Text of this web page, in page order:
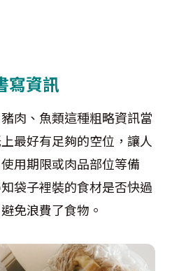
寫資訊
肉、魚類這種粗略資訊當
最好有足夠的空位，讓人
用期限或肉品部位等備
袋子裡裝的食材是否快過
免浪費了食物。